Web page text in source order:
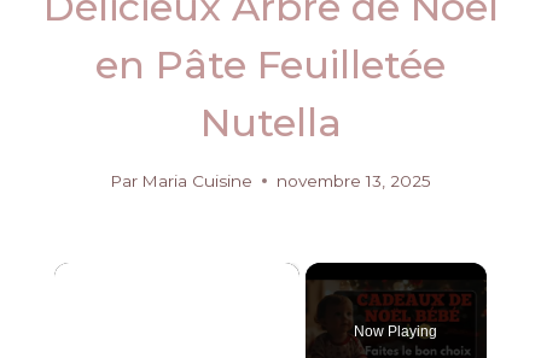
en Pâte Feuilletée
Nutella
Par Maria Cuisine novembre 13, 2025
×
Now Playing